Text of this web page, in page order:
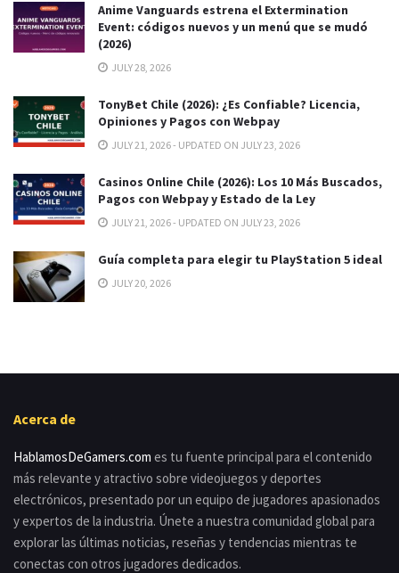
Anime Vanguards estrena el Extermination
Event: códigos nuevos y un menú que se mudó
(2026)
JULY 28, 2026
TonyBet Chile (2026): ¿Es Confiable? Licencia,
Opiniones y Pagos con Webpay
JULY 21, 2026 - UPDATED ON JULY 23, 2026
Casinos Online Chile (2026): Los 10 Más Buscados,
Pagos con Webpay y Estado de la Ley
JULY 21, 2026 - UPDATED ON JULY 23, 2026
Guía completa para elegir tu PlayStation 5 ideal
JULY 20, 2026
Acerca de
HablamosDeGamers.com es tu fuente principal para el contenido
más relevante y atractivo sobre videojuegos y deportes
electrónicos, presentado por un equipo de jugadores apasionados
y expertos de la industria. Únete a nuestra comunidad global para
explorar las últimas noticias, reseñas y tendencias mientras te
conectas con otros jugadores dedicados.